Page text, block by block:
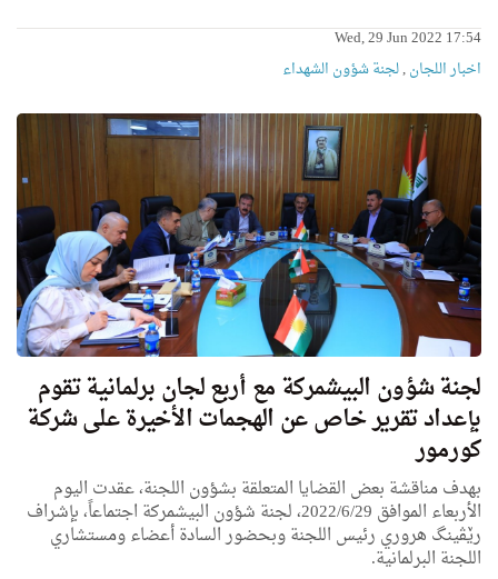
Wed, 29 Jun 2022 17:54
اخبار اللجان,لجنة شؤون الشهداء
لجنة شؤون البيشمركة مع أربع لجان برلمانية تقوم
بإعداد تقرير خاص عن الهجمات الأخيرة على شركة
كورمور
بهدف مناقشة بعض القضايا المتعلقة بشؤون اللجنة، عقدت اليوم
الأربعاء الموافق 2022/6/29، لجنة شؤون البيشمركة اجتماعاً، بإشراف
رێڤینگ هروري رئيس اللجنة وبحضور السادة أعضاء ومستشاري
اللجنة البرلمانية.